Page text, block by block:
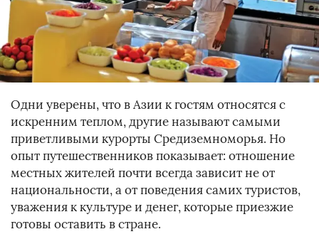
Одни уверены, что в Азии к гостям относятся с
искренним теплом, другие называют самыми
приветливыми курорты Средиземноморья. Но
опыт путешественников показывает: отношение
местных жителей почти всегда зависит не от
национальности, а от поведения самих туристов,
уважения к культуре и денег, которые приезжие
готовы оставить в стране.